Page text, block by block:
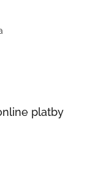
platby